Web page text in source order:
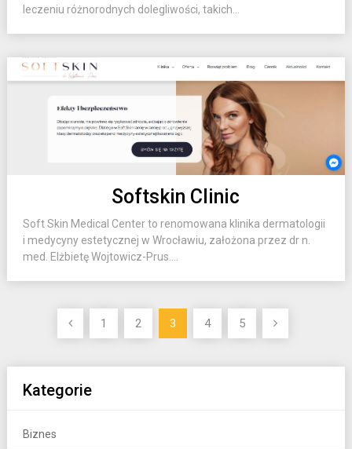
leczeniu różnorodnych dolegliwości, takich...
Softskin Clinic
Soft Skin Medical Center to renomowana klinika dermatologii
i medycyny estetycznej w Wrocławiu, założona przez dr n.
med. Elżbietę Wojtowicz-Prus....
Nawigacja
wpisach
1 2 3 4 5
Kategorie
Biznes